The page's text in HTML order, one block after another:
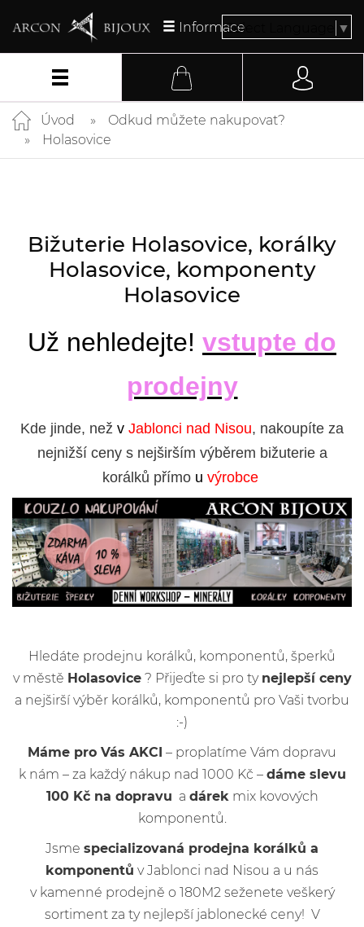
InformaceSelect Language ▼
Úvod
Odkud můžete nakupovat?
Holasovice
Bižuterie Holasovice, korálky
Holasovice, komponenty
Holasovice
Už nehledejte! vstupte do
prodejny
Kde jinde, než v Jablonci nad Nisou, nakoupíte za
nejnižší ceny s nejširším výběrem bižuterie a
korálků přímo u výrobce
Hledáte prodejnu korálků, komponentů, šperků
v městě Holasovice? Přijeďte si pro ty nejlepší ceny
a nejširší výběr korálků, komponentů pro Vaši tvorbu
:-)
Máme pro Vás AKCI – proplatíme Vám dopravu
k nám – za každý nákup nad 1000 Kč – dáme slevu
100 Kč na dopravu a dárek mix kovových
komponentů.
Jsme specializovaná prodejna korálků a
komponentů v Jablonci nad Nisou a u nás
v kamenné prodejně o 180M2 seženete veškerý
sortiment za ty nejlepší jablonecké ceny! V